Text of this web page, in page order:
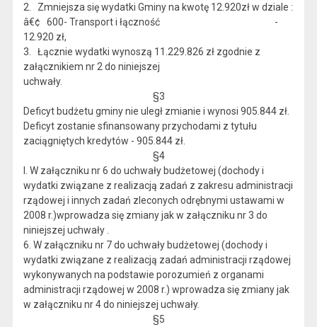
2. Zmniejsza się wydatki Gminy na kwotę 12.920zł w dziale :
â€¢ 600- Transport i łączność -
12.920 zł,
3. Łącznie wydatki wynoszą 11.229.826 zł zgodnie z
załącznikiem nr 2 do niniejszej
uchwały.
§3
Deficyt budżetu gminy nie uległ zmianie i wynosi 905.844 zł.
Deficyt zostanie sfinansowany przychodami z tytułu
zaciągniętych kredytów - 905.844 zł.
§4
l. W załączniku nr 6 do uchwały budżetowej (dochody i
wydatki związane z realizacją zadań z zakresu administracji
rządowej i innych zadań zleconych odrębnymi ustawami w
2008 r.)wprowadza się zmiany jak w załączniku nr 3 do
niniejszej uchwały .
6. W załączniku nr 7 do uchwały budżetowej (dochody i
wydatki związane z realizacją zadań administracji rządowej
wykonywanych na podstawie porozumień z organami
administracji rządowej w 2008 r.) wprowadza się zmiany jak
w załączniku nr 4 do niniejszej uchwały.
§5